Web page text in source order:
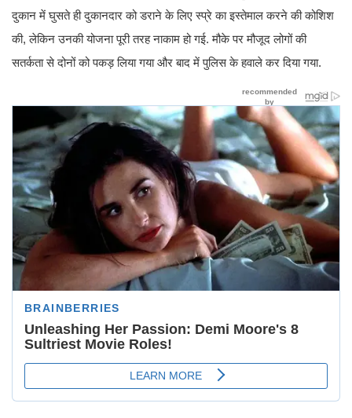
दुकान में घुसते ही दुकानदार को डराने के लिए स्प्रे का इस्तेमाल करने की कोशिश
की, लेकिन उनकी योजना पूरी तरह नाकाम हो गई. मौके पर मौजूद लोगों की
सतर्कता से दोनों को पकड़ लिया गया और बाद में पुलिस के हवाले कर दिया गया.